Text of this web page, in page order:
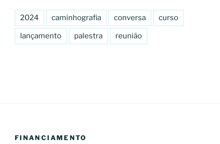
2024 caminhografia conversa curso
lançamento palestra reunião
FINANCIAMENTO